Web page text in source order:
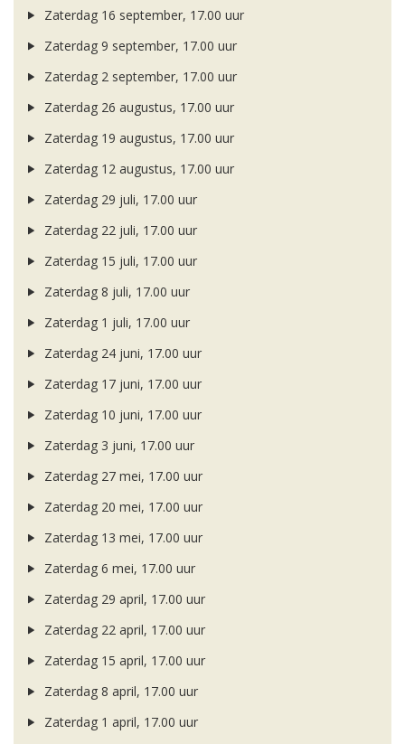
Zaterdag 16 september, 17.00 uur
Zaterdag 9 september, 17.00 uur
Zaterdag 2 september, 17.00 uur
Zaterdag 26 augustus, 17.00 uur
Zaterdag 19 augustus, 17.00 uur
Zaterdag 12 augustus, 17.00 uur
Zaterdag 29 juli, 17.00 uur
Zaterdag 22 juli, 17.00 uur
Zaterdag 15 juli, 17.00 uur
Zaterdag 8 juli, 17.00 uur
Zaterdag 1 juli, 17.00 uur
Zaterdag 24 juni, 17.00 uur
Zaterdag 17 juni, 17.00 uur
Zaterdag 10 juni, 17.00 uur
Zaterdag 3 juni, 17.00 uur
Zaterdag 27 mei, 17.00 uur
Zaterdag 20 mei, 17.00 uur
Zaterdag 13 mei, 17.00 uur
Zaterdag 6 mei, 17.00 uur
Zaterdag 29 april, 17.00 uur
Zaterdag 22 april, 17.00 uur
Zaterdag 15 april, 17.00 uur
Zaterdag 8 april, 17.00 uur
Zaterdag 1 april, 17.00 uur